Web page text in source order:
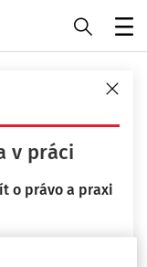
v práci
o právo a praxi